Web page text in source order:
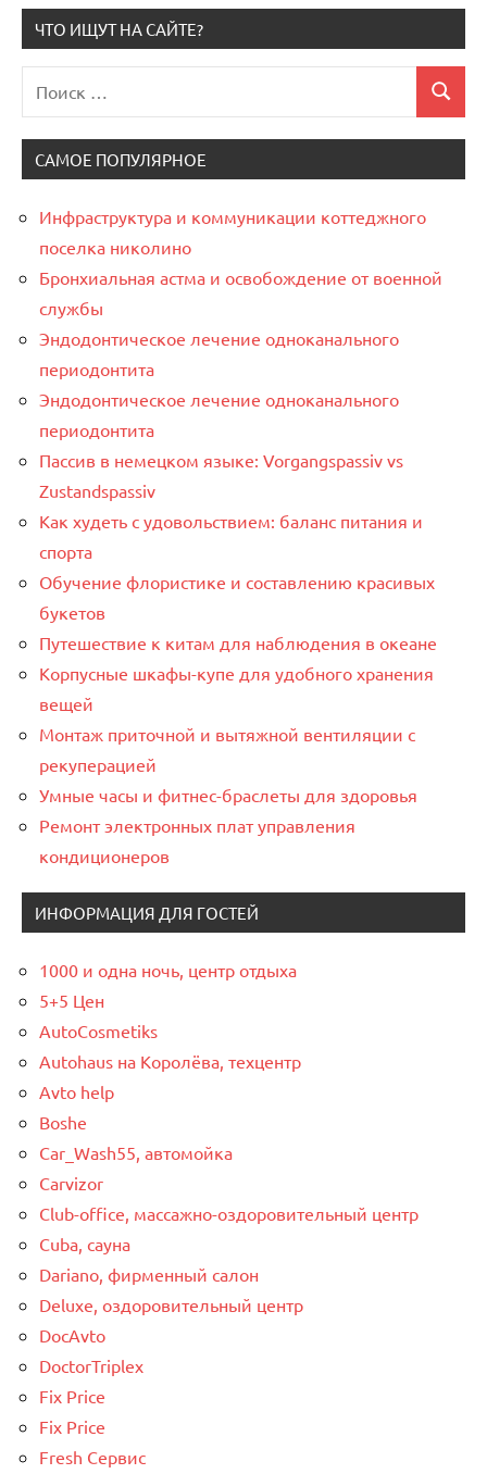
ЧТО ИЩУТ НА САЙТЕ?
для:
Поиск
САМОЕ ПОПУЛЯРНОЕ
Инфраструктура и коммуникации коттеджного
поселка николино
Бронхиальная астма и освобождение от военной
службы
Эндодонтическое лечение одноканального
периодонтита
Эндодонтическое лечение одноканального
периодонтита
Пассив в немецком языке: Vorgangspassiv vs
Zustandspassiv
Как худеть с удовольствием: баланс питания и
спорта
Обучение флористике и составлению красивых
букетов
Путешествие к китам для наблюдения в океане
Корпусные шкафы-купе для удобного хранения
вещей
Монтаж приточной и вытяжной вентиляции с
рекуперацией
Умные часы и фитнес-браслеты для здоровья
Ремонт электронных плат управления
кондиционеров
ИНФОРМАЦИЯ ДЛЯ ГОСТЕЙ
1000 и одна ночь, центр отдыха
5+5 Цен
AutoCosmetiks
Autohaus на Королёва, техцентр
Avto help
Boshe
Car_Wash55, автомойка
Carvizor
Club-office, массажно-оздоровительный центр
Cuba, сауна
Dariano, фирменный салон
Deluxe, оздоровительный центр
DocAvto
DoctorTriplex
Fix Price
Fix Price
Fresh Сервис